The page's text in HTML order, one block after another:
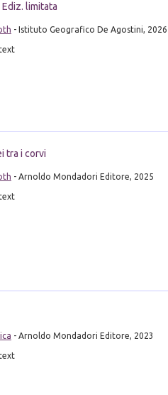
limitata
- Istituto Geografico De Agostini, 2026
tra i corvi
- Arnoldo Mondadori Editore, 2025
- Arnoldo Mondadori Editore, 2023